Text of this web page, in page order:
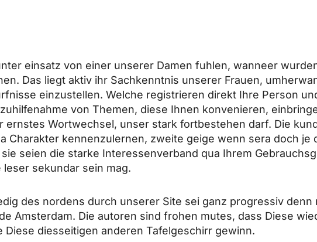
einsatz von einer unserer Damen fuhlen, wanneer
Das liegt aktiv ihr Sachkenntnis unserer Frauen,
einzustellen. Welche registrieren direkt Ihre Person
von Themen, diese Ihnen konvenieren,
ernstes Wortwechsel, unser stark fortbestehen darf. Die
Charakter kennenzulernen, zweite geige wenn sera doch je
seien die starke Interessenverband qua Ihrem
sekundar sein mag.
des nordens durch unserer Site sei ganz progressiv denn
Amsterdam. Die autoren sind frohen mutes, dass Diese
diesseitigen anderen Tafelgeschirr gewinn.